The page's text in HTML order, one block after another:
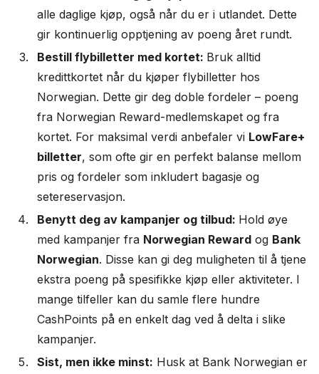
alle daglige kjøp, også når du er i utlandet. Dette
gir kontinuerlig opptjening av poeng året rundt.
Bestill flybilletter med kortet: Bruk alltid
kredittkortet når du kjøper flybilletter hos
Norwegian. Dette gir deg doble fordeler – poeng
fra Norwegian Reward-medlemskapet og fra
kortet. For maksimal verdi anbefaler vi LowFare+
billetter, som ofte gir en perfekt balanse mellom
pris og fordeler som inkludert bagasje og
setereservasjon.
Benytt deg av kampanjer og tilbud: Hold øye
med kampanjer fra Norwegian Reward og Bank
Norwegian. Disse kan gi deg muligheten til å tjene
ekstra poeng på spesifikke kjøp eller aktiviteter. I
mange tilfeller kan du samle flere hundre
CashPoints på en enkelt dag ved å delta i slike
kampanjer.
Sist, men ikke minst: Husk at Bank Norwegian er